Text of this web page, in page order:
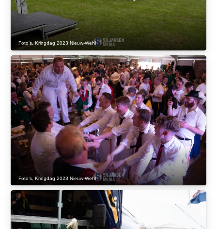
Foto's,Kringdag 2023 Nieuw-Wehl
Foto's ,Kringdag 2023 Nieuw-Wehl